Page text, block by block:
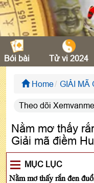
Bói bài Tử vi 2024
Home GIẢI MÃ
Theo dõi
Nằm mơ thấy
Giải mã điềm
MỤC LỤC
Nằm mơ thấy rắn đen